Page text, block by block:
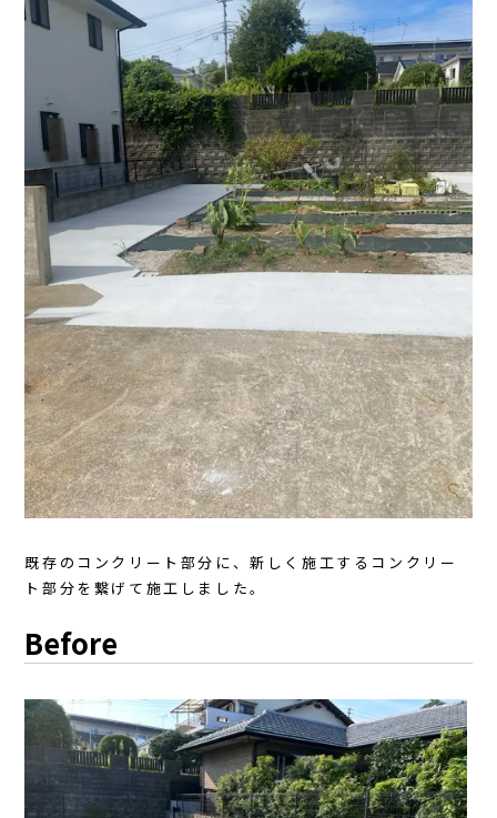
既存のコンクリート部分に、新しく施工するコンクリー
ト部分を繋げて施工しました。
Before